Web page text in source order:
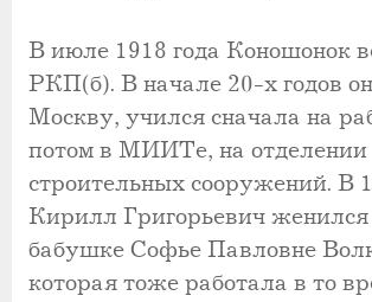
В июле 1918 года Коношонок
РКП(б). В начале 20-х годов
Москву, учился сначала на
потом в МИИТе, на отделении
строительных сооружений. В
Кирилл Григорьевич женился
бабушке Софье Павловне
которая тоже работала в то